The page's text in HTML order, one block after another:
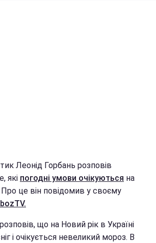
Леонід Горбань розповів
які погодні умови очікуються на
Про це він повідомив у своєму
що на Новий рік в Україні
і очікується невеликий мороз. В